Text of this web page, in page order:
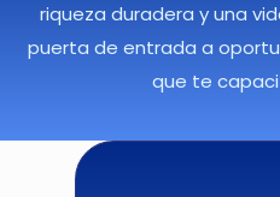
riqueza duradera y una
puerta de entrada a
que te